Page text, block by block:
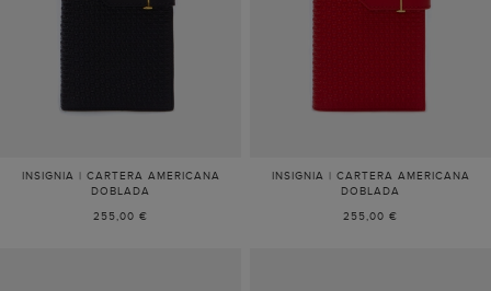
INSIGNIA | CARTERA AMERICANA
DOBLADA
255,00 €
INSIGNIA | CARTERA AMERICANA
DOBLADA
255,00 €